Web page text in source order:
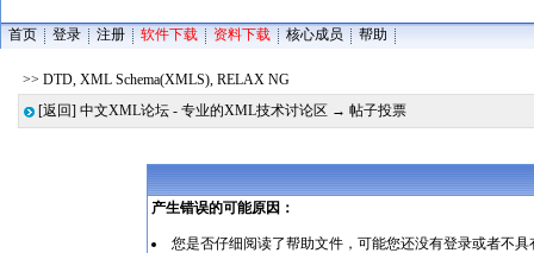
首页 登录 注册 软件下载 资料下载 核心成员 帮助
>> DTD, XML Schema(XMLS), RELAX NG
[返回] 中文XML论坛 - 专业的XML技术讨论区 → 帖子投票
产生错误的可能原因：
您是否仔细阅读了帮助文件，可能您还没有登录或者不